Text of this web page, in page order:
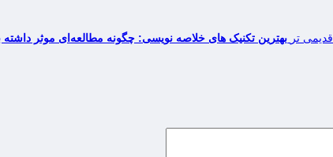
قدیمی تر بهترین تکنیک های خلاصه نویسی: چگونه مطالعه‌ای موثر داشته